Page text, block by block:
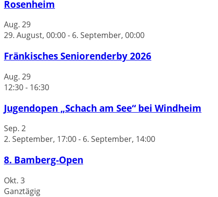
Rosenheim
Aug. 29
29. August, 00:00- 6. September, 00:00
Fränkisches Seniorenderby 2026
Aug. 29
12:30- 16:30
Jugendopen „Schach am See“ bei Windheim
Sep. 2
2. September, 17:00- 6. September, 14:00
8. Bamberg-Open
Okt. 3
Ganztägig